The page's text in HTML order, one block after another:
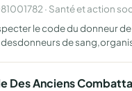
· Santé et action
le code du donneur
de
Des Anciens